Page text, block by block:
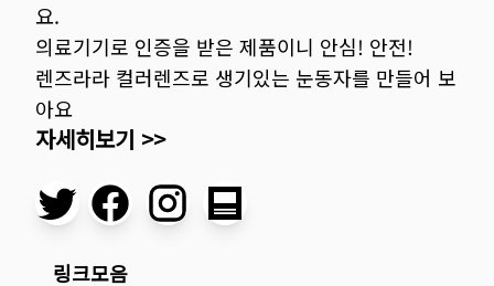
요.
의료기기로 인증을 받은 제품이니 안심! 안전!
렌즈라라 컬러렌즈로 생기있는 눈동자를 만들어 보
아요
자세히보기 >>
링크모음